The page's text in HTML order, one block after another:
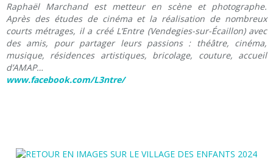
Raphaël Marchand est metteur en scène et photographe.
Après des études de cinéma et la réalisation de nombreux
courts métrages, il a créé L’Entre (Vendegies-sur-Écaillon) avec
des amis, pour partager leurs passions : théâtre, cinéma,
musique, résidences artistiques, bricolage, couture, accueil
d’AMAP…
www.facebook.com/L3ntre/